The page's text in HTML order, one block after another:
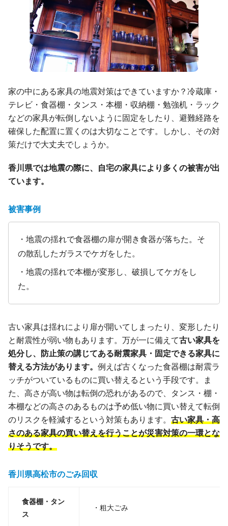
家の中にある家具の地震対策はできていますか？冷蔵庫・
テレビ・食器棚・タンス・本棚・収納棚・勉強机・ラック
などの家具が転倒しないように固定をしたり、避難経路を
確保した配置に置くのは大切なことです。しかし、その対
策だけで大丈夫でしょうか。
香川県では地震の際に、自宅の家具により多くの被害が出
ています。
被害事例
・地震の揺れで食器棚の扉が開き食器が落ちた。そ
の散乱したガラスでケガをした。
・地震の揺れで本棚が変形し、破損してケガをし
た。
古い家具は揺れにより扉が開いてしまったり、変形したり
と耐震性が弱い物もあります。万が一に備えて古い家具を
処分し、防止策の講じてある耐震家具・固定できる家具に
替える方法があります。 例えば古くなった食器棚は耐震ラ
ッチがついているものに買い替えるという手段です。ま
た、高さが高い物は転倒の恐れがあるので、タンス・棚・
本棚などの高さのあるものは予め低い物に買い替えて転倒
のリスクを軽減するという対策もあります。 古い家具・高
さのある家具の買い替えを行うことが災害対策の一環とな
りそうです。
香川県高松市のごみ回収
食器棚・タン
ス
・粗大ごみ